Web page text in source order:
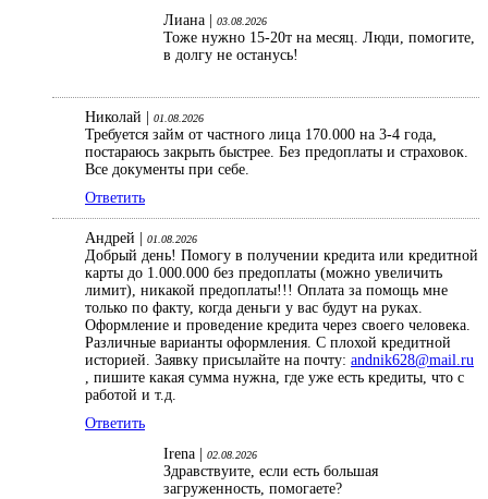
Лиана |
03.08.2026
Тоже нужно 15-20т на месяц. Люди, помогите,
в долгу не останусь!
Николай | 01.08.2026
Требуется займ от частного лица 170.000 на 3-4 года,
постараюсь закрыть быстрее. Без предоплаты и страховок.
Все документы при себе.
Ответить
Андрей | 01.08.2026
Добрый день! Помогу в получении кредита или кредитной
карты до 1.000.000 без предоплаты (можно увеличить
лимит), никакой предоплаты!!! Оплата за помощь мне
только по факту, когда деньги у вас будут на руках.
Оформление и проведение кредита через своего человека.
Различные варианты оформления. С плохой кредитной
историей. Заявку присылайте на почту: andnik628@mail.ru
, пишите какая сумма нужна, где уже есть кредиты, что с
работой и т.д.
Ответить
Irena |
02.08.2026
Здравствуите, если есть большая
загруженность, помогаете?